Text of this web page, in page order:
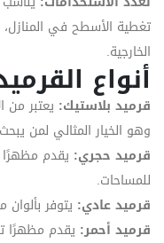
تغطية الأسطح في المنازل،
الخارجية.
أنواع
قرميد بلاستيك: يعتبر من
وهو الخيار المثالي لمن
قرميد حجري: يقدم
للمساحات.
قرميد عادي: يتوفر
قرميد أحمر: يقدم مظهرًا